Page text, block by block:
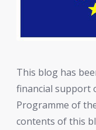
This blog has
financial support
Programme of
contents of this